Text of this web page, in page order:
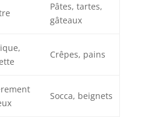
Pâtes, tartes,
gâteaux
Crêpes, pains
Socca, beignets